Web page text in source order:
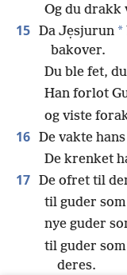
Og du drakk
15 Da Jẹsjurun *
bakover.
Du ble fet,
Han forlot
og viste
16 De vakte
De krenket
17 De ofret til
til guder
nye guder
til guder
deres.